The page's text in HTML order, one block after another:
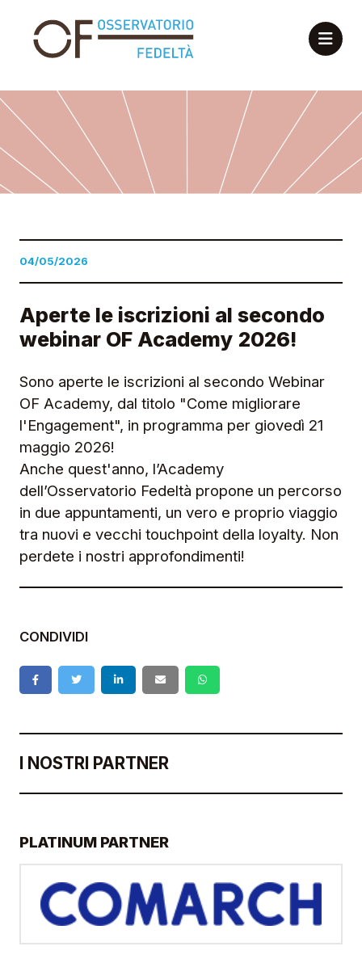
04/05/2026
Aperte le iscrizioni al secondo
webinar OF Academy 2026!
Sono aperte le iscrizioni al secondo Webinar
OF Academy, dal titolo "Come migliorare
l'Engagement", in programma per giovedì 21
maggio 2026!
Anche quest'anno, l’Academy
dell’Osservatorio Fedeltà propone un percorso
in due appuntamenti, un vero e proprio viaggio
tra nuovi e vecchi touchpoint della loyalty. Non
perdete i nostri approfondimenti!
CONDIVIDI
I NOSTRI PARTNER
PLATINUM PARTNER